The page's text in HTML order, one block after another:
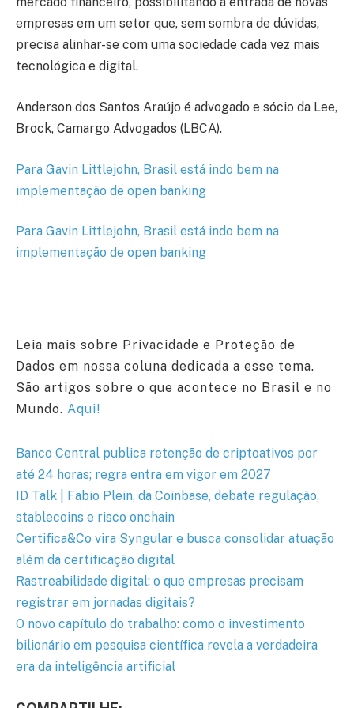
empresas em um setor que, sem sombra de dúvidas,
precisa alinhar-se com uma sociedade cada vez mais
tecnológica e digital.
Anderson dos Santos Araújo é advogado e sócio da Lee,
Brock, Camargo Advogados (LBCA).
Para Gavin Littlejohn, Brasil está indo bem na
implementação de open banking
Para Gavin Littlejohn, Brasil está indo bem na
implementação de open banking
Leia mais sobre Privacidade e Proteção de
Dados em nossa coluna dedicada a esse tema.
São artigos sobre o que acontece no Brasil e no
Mundo. Aqui!
Banco Central publica retenção de criptoativos por
até 24 horas; regra entra em vigor em 2027
ID Talk | Fabio Plein, da Coinbase, debate regulação,
stablecoins e risco onchain
Certifica&Co vira Syngular e busca consolidar atuação
além da certificação digital
Rastreabilidade digital: o que empresas precisam
registrar em jornadas digitais?
O novo capítulo do trabalho: como o investimento
bilionário em pesquisa científica revela a verdadeira
era da inteligência artificial